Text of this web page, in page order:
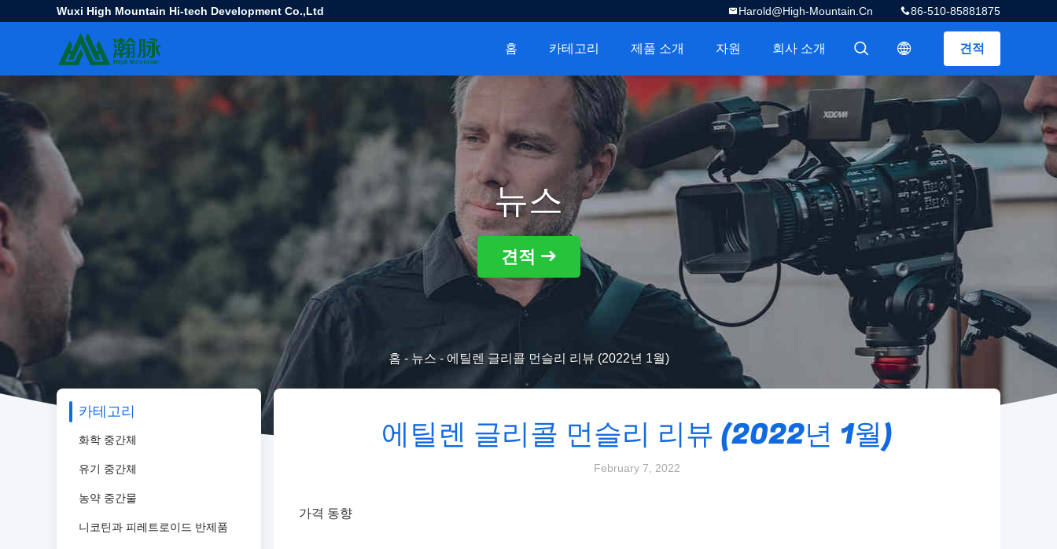
Wuxi High Mountain Hi-tech Development Co.,Ltd 86-510-85881875
Harold@high-Mountain.cn
견적
描述
描述
홈 카테고리 제품 소개 자원 회사 소개
뉴스
견적
홈 - 뉴스 - 에틸렌 글리콜 먼슬리 리뷰 (2022년 1월)
카테고리
화학 중간체
유기 중간체
농약 중간물
니코틴과 피레트로이드 반제품
에틸렌 글리콜 먼슬리 리뷰 (2022년 1월)
February 7, 2022
가격 동향